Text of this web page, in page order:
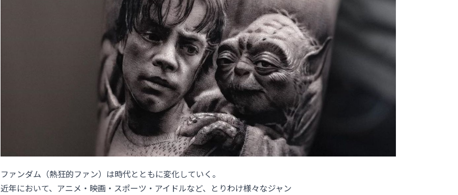
ファンダム（熱狂的ファン）は時代とともに変化していく。
近年において、アニメ・映画・スポーツ・アイドルなど、とりわけ様々なジャン